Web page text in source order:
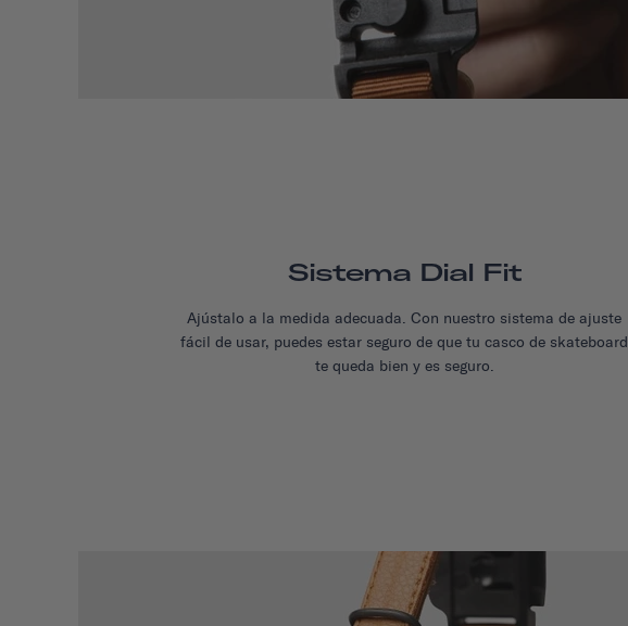
Sistema Dial Fit
Ajústalo a la medida adecuada. Con nuestro sistema de ajuste
fácil de usar, puedes estar seguro de que tu casco de skateboard
te queda bien y es seguro.